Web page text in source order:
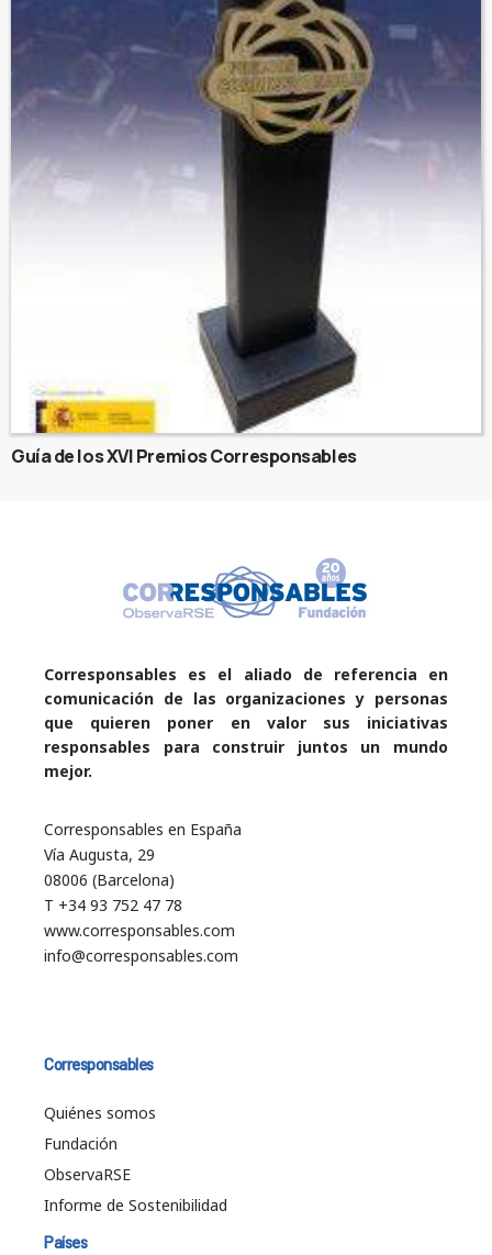
Guía de los XVI Premios Corresponsables
Corresponsables es el aliado de referencia en
comunicación de las organizaciones y personas
que quieren poner en valor sus iniciativas
responsables para construir juntos un mundo
mejor.
Corresponsables en España
Vía Augusta, 29
08006 (Barcelona)
T +34 93 752 47 78
www.corresponsables.com
info@corresponsables.com
Corresponsables
Quiénes somos
Fundación
ObservaRSE
Informe de Sostenibilidad
Países